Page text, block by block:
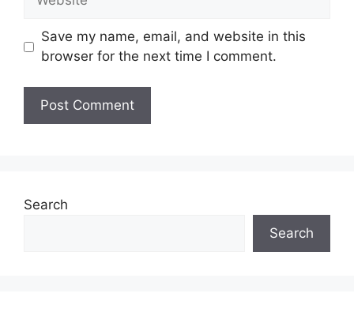
Save my name, email, and website in this
browser for the next time I comment.
Search
Search